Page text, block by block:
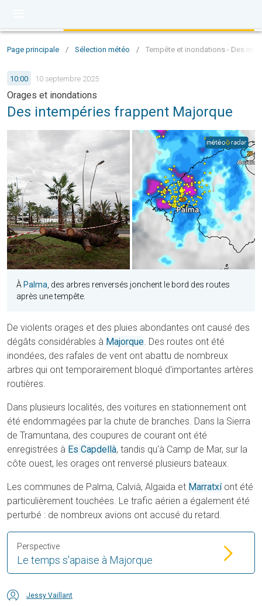
Page principale / Sélection météo / Tempête et inondations - Des
10:00 10 septembre 2025
Orages et inondations
Des intempéries frappent Majorque
À Palma , des arbres renversés jonchent le bord des routes
après une tempête.
De violents orages et des pluies abondantes ont causé des
dégâts considérables à Majorque. Des routes ont été
inondées, des rafales de vent ont abattu de nombreux
arbres qui ont temporairement bloqué d'importantes artères
routières.
Dans plusieurs localités, des voitures en stationnement ont
été endommagées par la chute de branches. Dans la Sierra
de Tramuntana, des coupures de courant ont été
enregistrées à Es Capdellà, tandis qu'à Camp de Mar, sur la
côte ouest, les orages ont renversé plusieurs bateaux.
Les communes de Palma, Calvià, Algaida et Marratxíont été
particulièrement touchées. Le trafic aérien a également été
perturbé : de nombreux avions ont accusé du retard.
Le temps s'apaise à Majorque
Perspective
Jessy Vaillant